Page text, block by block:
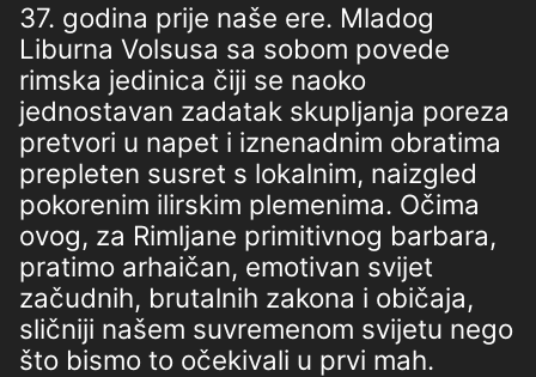
37. godina prije naše ere. Mladog
Liburna Volsusa sa sobom povede
rimska jedinica čiji se naoko
jednostavan zadatak skupljanja poreza
pretvori u napet i iznenadnim obratima
prepleten susret s lokalnim, naizgled
pokorenim ilirskim plemenima. Očima
ovog, za Rimljane primitivnog barbara,
pratimo arhaičan, emotivan svijet
začudnih, brutalnih zakona i običaja,
sličniji našem suvremenom svijetu nego
što bismo to očekivali u prvi mah.